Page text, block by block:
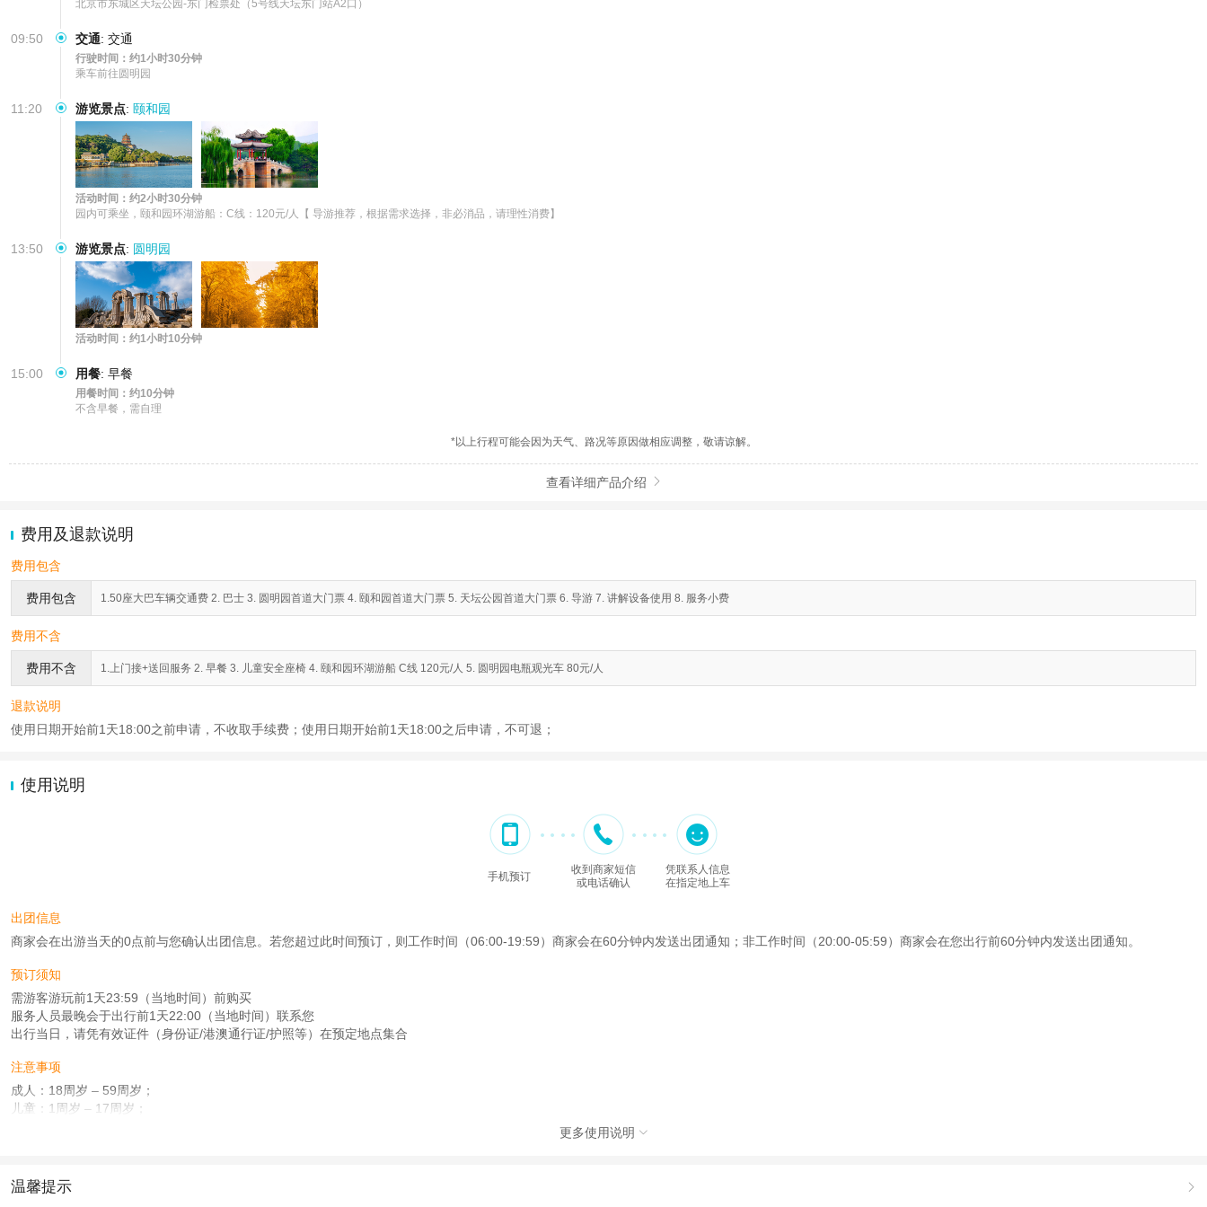
北京市东城区天坛公园-东门检票处（5号线天坛东门站A2口）
09:50 交通: 交通
行驶时间：约1小时30分钟
乘车前往圆明园
11:20 游览景点: 颐和园
活动时间：约2小时30分钟
园内可乘坐，颐和园环湖游船：C线：120元/人【 导游推荐，根据需求选择，非必消品，请理性消费】
13:50 游览景点: 圆明园
活动时间：约1小时10分钟
15:00 用餐: 早餐
用餐时间：约10分钟
不含早餐，需自理
*以上行程可能会因为天气、路况等原因做相应调整，敬请谅解。
查看详细产品介绍 
费用及退款说明
费用包含
费用包含 1.50座大巴车辆交通费 2. 巴士 3. 圆明园首道大门票 4. 颐和园首道大门票 5. 天坛公园首道大门票 6. 导游 7. 讲解设备使用 8. 服务小费
费用不含
费用不含 1.上门接+送回服务 2. 早餐 3. 儿童安全座椅 4. 颐和园环湖游船 C线 120元/人 5. 圆明园电瓶观光车 80元/人
退款说明
使用日期开始前1天18:00之前申请，不收取手续费；使用日期开始前1天18:00之后申请，不可退；
使用说明
手机预订
收到商家短信
或电话确认
凭联系人信息
在指定地上车
出团信息
商家会在出游当天的0点前与您确认出团信息。若您超过此时间预订，则工作时间（06:00-19:59）商家会在60分钟内发送出团通知；非工作时间（20:00-05:59）商家会在您出行前60分钟内发送出团通知。
预订须知
需游客游玩前1天23:59（当地时间）前购买
服务人员最晚会于出行前1天22:00（当地时间）联系您
出行当日，请凭有效证件（身份证/港澳通行证/护照等）在预定地点集合
注意事项
成人：18周岁 – 59周岁；
儿童：1周岁 – 17周岁；
本产品由青岛驿路同行国际旅行社有限公司代理招徕，委托社为飞恒（北京）国际旅行社有限公司，具体的旅游服务和操作由委托社及其有资质的地接社提供
更多使用说明 
温馨提示 